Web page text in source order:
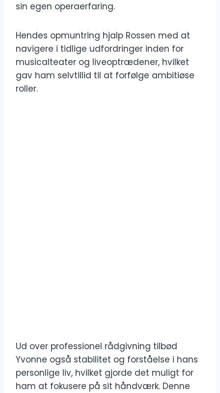
sin egen operaerfaring.
Hendes opmuntring hjalp Rossen med at
navigere i tidlige udfordringer inden for
musicalteater og liveoptrædener, hvilket
gav ham selvtillid til at forfølge ambitiøse
roller.
Ud over professionel rådgivning tilbød
Yvonne også stabilitet og forståelse i hans
personlige liv, hvilket gjorde det muligt for
ham at fokusere på sit håndværk. Denne